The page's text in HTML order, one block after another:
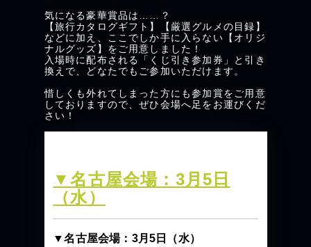
気になる豪華賞品は……？
【旅行カタログギフト】【厳選グルメの目録】
などに加え、ここでしか手に入らない【オリジ
ナルグッズ】をご用意しました！
入場時に配布される「くじ引き参加券」と引き
換えで、どなたでもご参加いただけます。
惜しくも外れてしまった方にも参加賞をご用意
しておりますので、ぜひ会場へ足をお運びくだ
さい！
▼名古屋会場：3月5日
（水）
▼名古屋会場：3月5日（水）